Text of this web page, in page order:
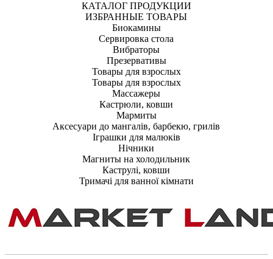
КАТАЛОГ ПРОДУКЦИИ
ИЗБРАННЫЕ ТОВАРЫ
Биокамины
Сервировка стола
Вибраторы
Презервативы
Товары для взрослых
Товары для взрослых
Массажеры
Кастрюли, ковши
Мармиты
Аксесуари до мангалів, барбекю, грилів
Іграшки для малюків
Нічники
Магниты на холодильник
Каструлі, ковши
Тримачі для ванної кімнати